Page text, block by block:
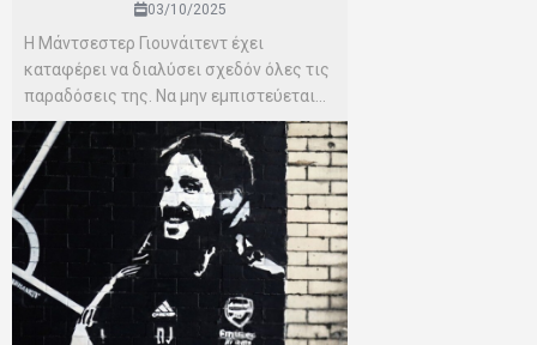
03/10/2025
Η Μάντσεστερ Γιουνάιτεντ έχει
καταφέρει να διαλύσει σχεδόν όλες τις
παραδόσεις της. Να μην εμπιστεύεται...